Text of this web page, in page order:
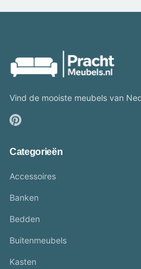
Vind de mooiste meubels van
Categorieën
Accessoires
Banken
Bedden
Buitenmeubels
Kasten